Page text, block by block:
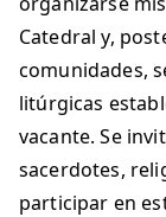
Catedral y,
comunidades,
litúrgicas
vacante. Se
sacerdotes,
participar en